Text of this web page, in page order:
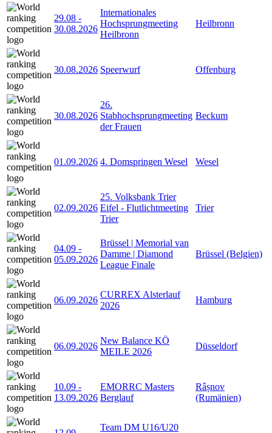
29.08 -
30.08.2026
Internationales
Hochsprungmeeting
Heilbronn
Heilbronn
30.08.2026 Speerwurf Offenburg
30.08.2026
26.
Stabhochsprungmeeting
der Frauen
Beckum
01.09.2026 4. Domspringen Wesel Wesel
02.09.2026
25. Volksbank Trier
Eifel - Flutlichtmeeting
Trier
Trier
04.09 -
05.09.2026
Brüssel | Memorial van
Damme | Diamond
League Finale
Brüssel (Belgien)
06.09.2026
CURREX Alsterlauf
2026
Hamburg
06.09.2026
New Balance KÖ
MEILE 2026
Düsseldorf
10.09 -
13.09.2026
EMORRC Masters
Berglauf
Râșnov
(Rumänien)
Team DM U16/U20